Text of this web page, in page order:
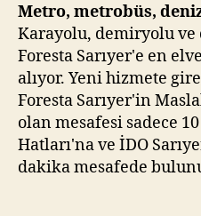
Metro, metrobüs,
Karayolu, demiryolu ve
Foresta Sarıyer'e en
alıyor. Yeni hizmete
Foresta Sarıyer'in
olan mesafesi sadece
Hatları'na ve İDO
dakika mesafede